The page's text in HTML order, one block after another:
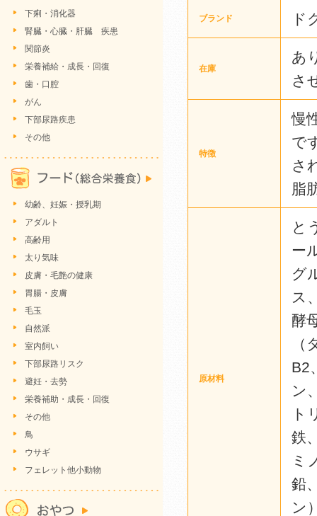
ブランド ド
在庫
あ
さ
特徴
慢
で
さ
脂
原材料
と
ー
グ
ス
酵
B2
ン
ト
鉄
ミ
鉛
ン
下痢・消化器
腎臓・心臓・肝臓 疾患
関節炎
栄養補給・成長・回復
歯・口腔
がん
下部尿路疾患
その他
幼齢、妊娠・授乳期
アダルト
高齢用
太り気味
皮膚・毛艶の健康
胃腸・皮膚
毛玉
自然派
室内飼い
下部尿路リスク
避妊・去勢
栄養補助・成長・回復
その他
鳥
ウサギ
フェレット他小動物